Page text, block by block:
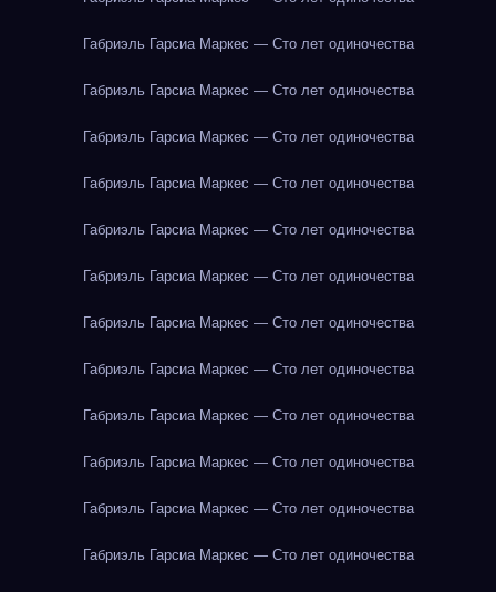
Габриэль Гарсиа Маркес — Сто лет одиночества
Габриэль Гарсиа Маркес — Сто лет одиночества
Габриэль Гарсиа Маркес — Сто лет одиночества
Габриэль Гарсиа Маркес — Сто лет одиночества
Габриэль Гарсиа Маркес — Сто лет одиночества
Габриэль Гарсиа Маркес — Сто лет одиночества
Габриэль Гарсиа Маркес — Сто лет одиночества
Габриэль Гарсиа Маркес — Сто лет одиночества
Габриэль Гарсиа Маркес — Сто лет одиночества
Габриэль Гарсиа Маркес — Сто лет одиночества
Габриэль Гарсиа Маркес — Сто лет одиночества
Габриэль Гарсиа Маркес — Сто лет одиночества